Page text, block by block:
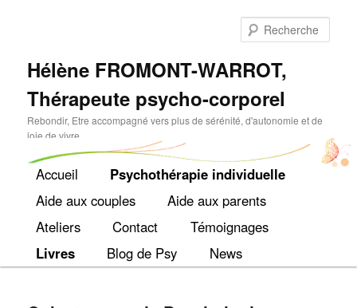
Hélène FROMONT-WARROT,
Thérapeute psycho-corporel
Rebondir, Etre accompagné vers plus de sérénité, d'autonomie et de
joie de vivre.
Aller
au
contenu
principal
Accueil
Psychothérapie individuelle
Aide aux couples
Aide aux parents
Ateliers
Contact
Témoignages
Livres
Blog de Psy News